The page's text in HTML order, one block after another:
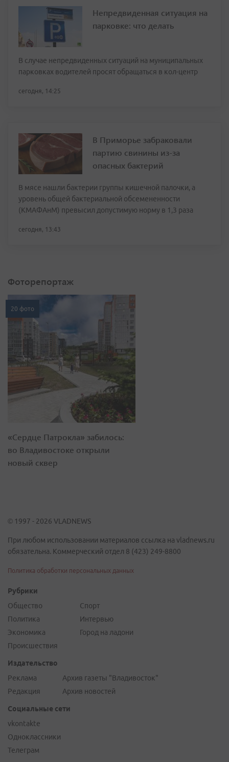
Непредвиденная ситуация на
парковке: что делать
В случае непредвиденных ситуаций на муниципальных
парковках водителей просят обращаться в кол-центр
сегодня, 14:25
В Приморье забраковали
партию свинины из-за
опасных бактерий
В мясе нашли бактерии группы кишечной палочки, а
уровень общей бактериальной обсемененности
(КМАФАнМ) превысил допустимую норму в 1,3 раза
сегодня, 13:43
Фоторепортаж
20 фото
«Сердце Патрокла» забилось:
во Владивостоке открыли
новый сквер
© 1997 - 2026 VLADNEWS
При любом использовании материалов ссылка на vladnews.ru
обязательна. Коммерческий отдел 8 (423) 249-8800
Политика обработки персональных данных
Рубрики
Общество
Политика
Экономика
Происшествия
Спорт
Интервью
Город на ладони
Издательство
Реклама
Редакция
Архив газеты "Владивосток"
Архив новостей
Социальные сети
vkontakte
Одноклассники
Телеграм